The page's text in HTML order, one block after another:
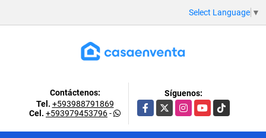
Select Language ▼
Contáctenos:
Tel. +593988791869
Cel. +593979453796-
Síguenos:
Facebook
X InstagramYouTubeTikTok